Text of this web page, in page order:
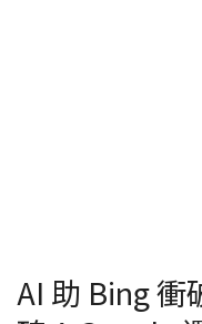
AI 助 Bing 衝